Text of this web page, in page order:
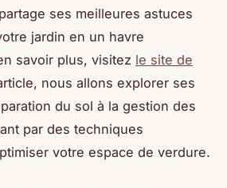
ses meilleures astuces
jardin en un havre
savoir plus, visitez le site de
nous allons explorer ses
du sol à la gestion des
par des techniques
votre espace de verdure.